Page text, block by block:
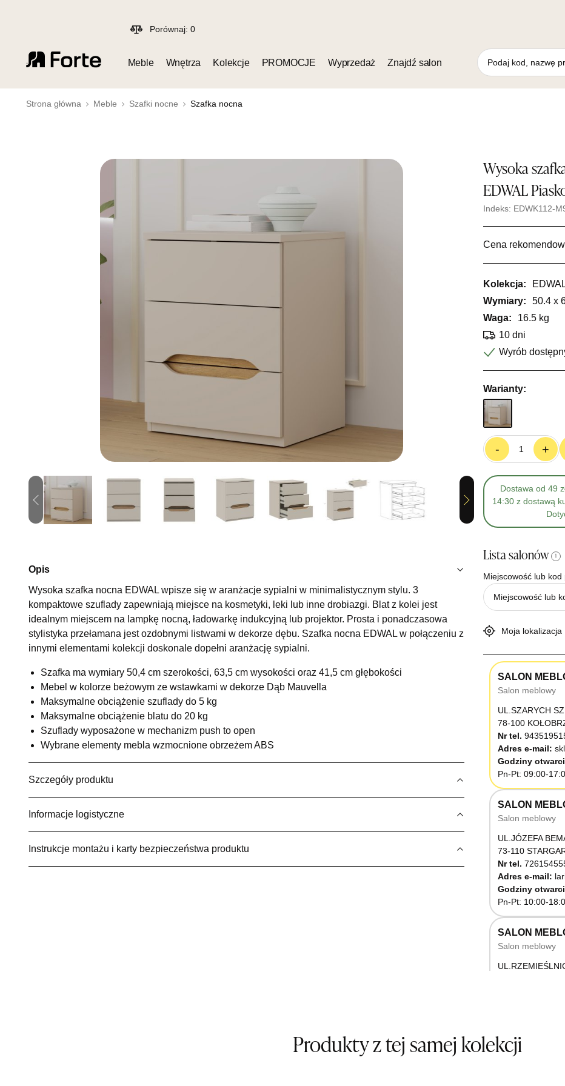
Porównaj: 0
Meble Wnętrza Kolekcje PROMOCJE Wyprzedaż Znajdź salon
Strona główna Meble Szafki nocne Szafka nocna
Previous Next
Opis
Wysoka szafka nocna EDWAL wpisze się w aranżacje sypialni w minimalistycznym stylu. 3
kompaktowe szuflady zapewniają miejsce na kosmetyki, leki lub inne drobiazgi. Blat z kolei jest
idealnym miejscem na lampkę nocną, ładowarkę indukcyjną lub projektor. Prosta i ponadczasowa
stylistyka przełamana jest ozdobnymi listwami w dekorze dębu. Szafka nocna EDWAL w połączeniu z
innymi elementami kolekcji doskonale dopełni aranżację sypialni.
Szafka ma wymiary 50,4 cm szerokości, 63,5 cm wysokości oraz 41,5 cm głębokości
Mebel w kolorze beżowym ze wstawkami w dekorze Dąb Mauvella
Maksymalne obciążenie szuflady do 5 kg
Maksymalne obciążenie blatu do 20 kg
Szuflady wyposażone w mechanizm push to open
Wybrane elementy mebla wzmocnione obrzeżem ABS
Szczegóły produktu
Informacje logistyczne
Instrukcje montażu i karty bezpieczeństwa produktu
Wysoka
EDWAL
Indeks: EDWK112-
Cena
Kolekcja:
Wymiary:
50.4 x
Waga:
16.5 kg
10 dni
Wyrób
Warianty:
- +
Dostawa od 49
14:30 z dostawą
Lista salonów i
Miejscowość lub kod
Moja lokalizacja
SALON
Salon meblowy
UL.SZARYCH
78-100
Nr tel.
Adres e-mail:
Godziny
Pn-Pt: 09:00-
SALON
Salon meblowy
UL.JÓZEFA
73-110
Nr tel.
Adres e-mail:
Godziny
Pn-Pt: 10:00-
SALON
Salon meblowy
SALON
Produkty z tej samej kolekcji